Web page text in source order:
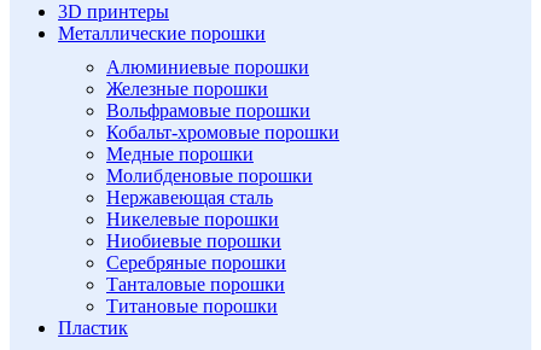
3D принтеры
Металлические порошки
Алюминиевые порошки
Железные порошки
Вольфрамовые порошки
Кобальт-хромовые порошки
Медные порошки
Молибденовые порошки
Нержавеющая сталь
Никелевые порошки
Ниобиевые порошки
Серебряные порошки
Танталовые порошки
Титановые порошки
Пластик